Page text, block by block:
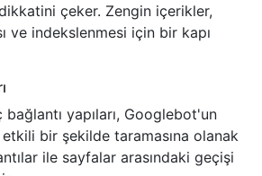
çeker. Zengin içerikler,
ve indekslenmesi için bir kapı
yapıları, Googlebot'un
bir şekilde taramasına olanak
ile sayfalar arasındaki geçişi